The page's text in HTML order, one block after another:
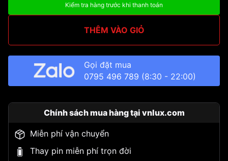
Kiểm tra hàng trước khi thanh toán
THÊM VÀO GIỎ
Gọi đặt mua
0795 496 789 (8:30 - 22:00)
Chính sách mua hàng tại vnlux.com
Miễn phí vận chuyển
Thay pin miễn phí trọn đời